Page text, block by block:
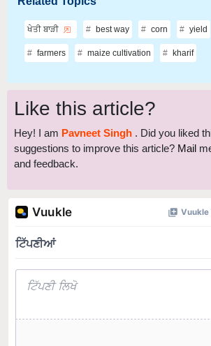
ਖੇਤੀ ਬਾੜੀ best way corn yield
farmers maize cultivation kharif
Like this article?
Hey! I am Pavneet Singh . Did you liked
suggestions to improve this article? Mail
and feedback.